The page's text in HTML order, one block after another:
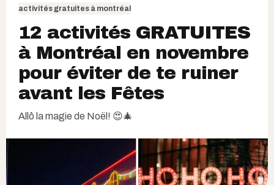
activités gratuites à montréal
12 activités GRATUITES
à Montréal en novembre
pour éviter de te ruiner
avant les Fêtes
Allô la magie de Noël! 😍🎄